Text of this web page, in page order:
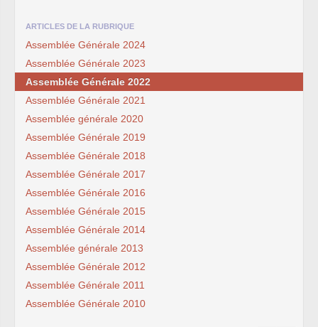
ARTICLES DE LA RUBRIQUE
Assemblée Générale 2024
Assemblée Générale 2023
Assemblée Générale 2022
Assemblée Générale 2021
Assemblée générale 2020
Assemblée Générale 2019
Assemblée Générale 2018
Assemblée Générale 2017
Assemblée Générale 2016
Assemblée Générale 2015
Assemblée Générale 2014
Assemblée générale 2013
Assemblée Générale 2012
Assemblée Générale 2011
Assemblée Générale 2010